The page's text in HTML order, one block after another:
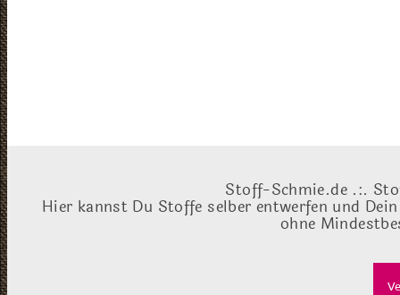
Stoff-Schmie.de .:.
Hier kannst Du Stoffe selber entwerfen und
ohne